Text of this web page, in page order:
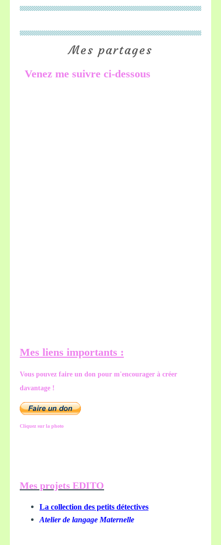
Mes partages
Venez me suivre ci-dessous
Mes liens importants :
Vous pouvez faire un don pour m'encourager à créer
davantage !
Cliquez sur la photo
Mes projets EDITO
La collection des petits détectives
Atelier de langage Maternelle